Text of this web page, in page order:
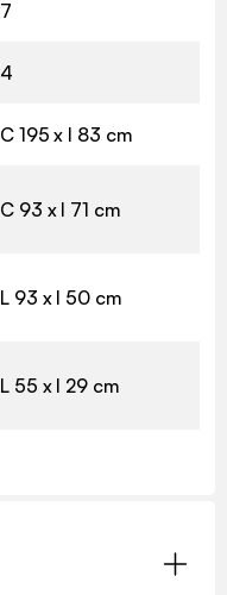
7
4
C 195 x l 83 cm
C 93 x l 71 cm
L 93 x l 50 cm
L 55 x l 29 cm